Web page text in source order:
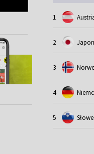
1
2
3
4
5